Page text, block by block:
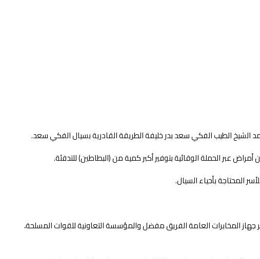
الطيب الفكي سعد بدر خليفة الطريقة القادرية بسيال الفكي سعد.
عبر الحملة الوقائية بتوفير أكبر كمية من (البطاطين) للتدفئة.
المخابرات العامة الفريق مفضل والمؤسسة التعاونية للقوات المسلحة،